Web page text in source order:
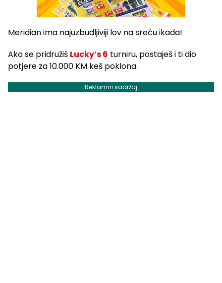
Meridian ima najuzbudljiviji lov na sreću ikada!
Ako se pridružiš Lucky’s 6 turniru, postaješ i ti dio
potjere za 10.000 KM keš poklona.
Reklamni sadržaj